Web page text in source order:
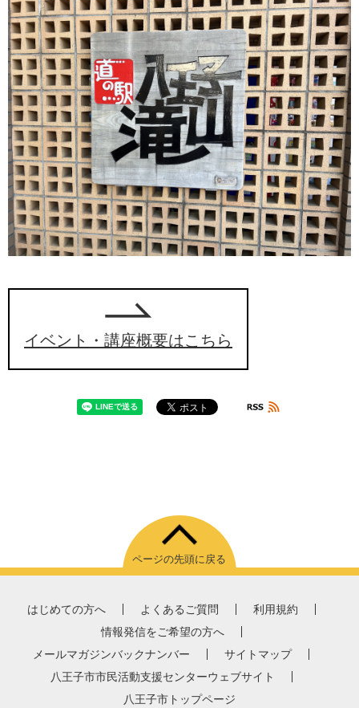
イベント・講座概要はこちら
ページの先頭に戻る
はじめての方へ よくあるご質問
利用規約
情報発信をご希望の方へ
メールマガジンバックナンバー
サイトマップ
八王子市市民活動支援センターウェブサイト
八王子市トップページ